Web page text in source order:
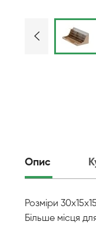
Опис
Розміри
Більше місця